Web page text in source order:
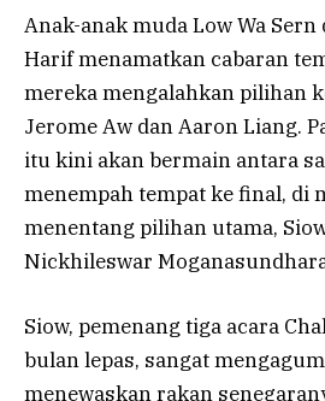
Anak-anak muda Low Wa
Harif menamatkan cabaran
mereka mengalahkan pilihan
Jerome Aw dan Aaron Liang.
itu kini akan bermain antara
menempah tempat ke final, di
menentang pilihan utama,
Nickhileswar
Siow, pemenang tiga acara
bulan lepas, sangat
menewaskan rakan